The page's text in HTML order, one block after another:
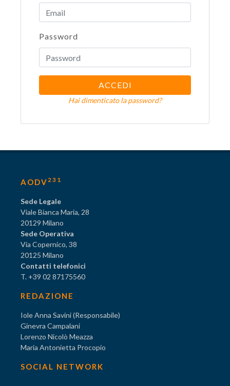
Password
ACCEDI
Hai dimenticato la password?
AODV 231
Sede Legale
Viale Bianca Maria, 28
20129 Milano
Sede Operativa
Via Copernico, 38
20125 Milano
Contatti telefonici
T. +39 02 87175560
REDAZIONE
Iole Anna Savini (Responsabile)
Ginevra Campalani
Lorenzo Nicolò Meazza
Maria Antonietta Procopio
SOCIAL NETWORK